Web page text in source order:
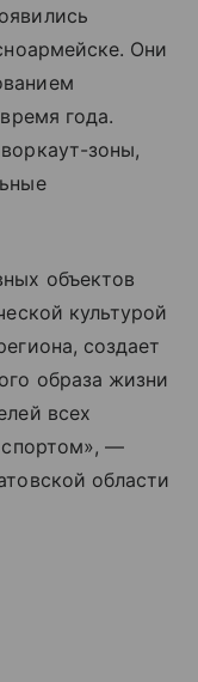
Они
года.
зоны,
объектов
культурой
создает
образа жизни
всех
спортом», —
области